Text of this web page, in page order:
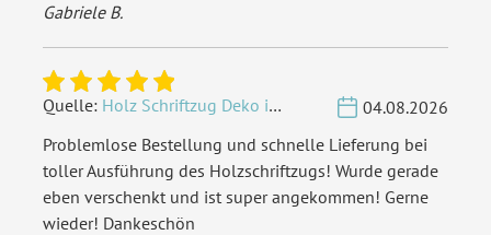
Gabriele B.
Quelle: Holz Schriftzug Deko individuell - Wunschname
04.08.2026
Problemlose Bestellung und schnelle Lieferung bei
toller Ausführung des Holzschriftzugs! Wurde gerade
eben verschenkt und ist super angekommen! Gerne
wieder! Dankeschön